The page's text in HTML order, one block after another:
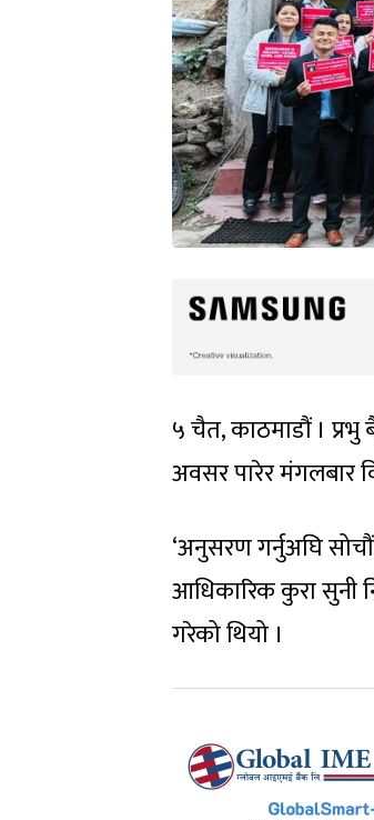
५ चैत, काठमाडौं ।
अवसर पारेर मंगलबार
‘अनुसरण गर्नुअघि
आधिकारिक कुरा सुनी
गरेको थियो ।